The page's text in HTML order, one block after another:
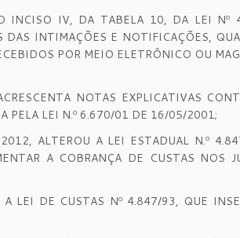
INCISO IV, DA TABELA 10, DA LEI Nº
DAS INTIMAÇÕES E NOTIFICAÇÕES,
POR MEIO ELETRÔNICO OU
NOTAS EXPLICATIVAS
PELA LEI N.º 6.670/01 DE 16/05/2001;
ALTEROU A LEI ESTADUAL N.º
A COBRANÇA DE CUSTAS NOS
LEI DE CUSTAS Nº 4.847/93, QUE